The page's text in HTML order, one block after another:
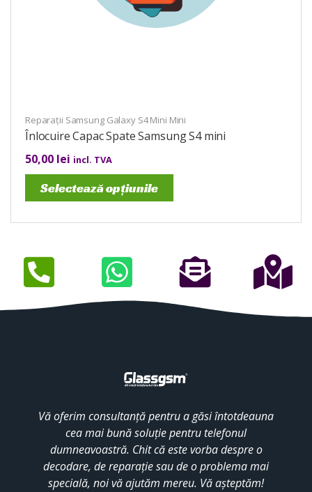
Reparații Samsung Galaxy S4 Mini Mini
Înlocuire Capac Spate Samsung S4 mini
50,00 lei incl. TVA
Selectează opțiunile
Vă oferim consultanță pentru a găsi întotdeauna
cea mai bună soluție pentru telefonul
dumneavoastră. Chit că este vorba despre o
decodare, de reparație sau de o problema mai
specială, noi vă ajutăm mereu. Vă așteptăm!